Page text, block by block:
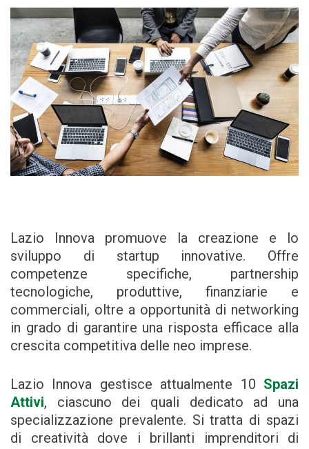
Lazio Innova promuove la creazione e lo
sviluppo di startup innovative. Offre
competenze specifiche, partnership
tecnologiche, produttive, finanziarie e
commerciali, oltre a opportunità di networking
in grado di garantire una risposta efficace alla
crescita competitiva delle neo imprese.
Lazio Innova gestisce attualmente 10 Spazi
Attivi, ciascuno dei quali dedicato ad una
specializzazione prevalente. Si tratta di spazi
di creatività dove i brillanti imprenditori di